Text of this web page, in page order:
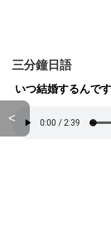
三分鐘日語
いつ結婚するんです
<